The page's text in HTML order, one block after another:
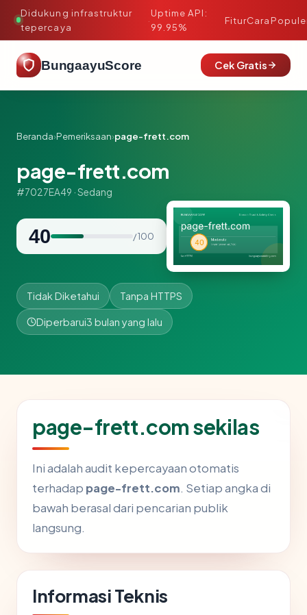
Didukung infrastruktur
tepercaya
·
Uptime API:
99.95%
FiturCara
BungaayuScore Cek Gratis
Beranda›Pemeriksaan›page-frett.com
page-frett.com
#7027EA49 · Sedang
40 / 100
Tidak Diketahui Tanpa HTTPS
Diperbarui3 bulan yang lalu
page-frett.com sekilas
Ini adalah audit kepercayaan otomatis
terhadap page-frett.com. Setiap angka di
bawah berasal dari pencarian publik
langsung.
Informasi Teknis